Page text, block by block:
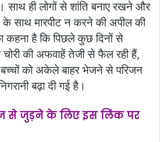
साथ ही लोगों से शांति बनाए रखने और
के साथ मारपीट न करने की अपील की
कहना है कि पिछले कुछ दिनों से
की अफवाहें तेजी से फैल रही हैं,
को अकेले बाहर भेजने से परिजन
बढ़ा दी गई है।
से जुड़ने के लिए इस लिंक पर